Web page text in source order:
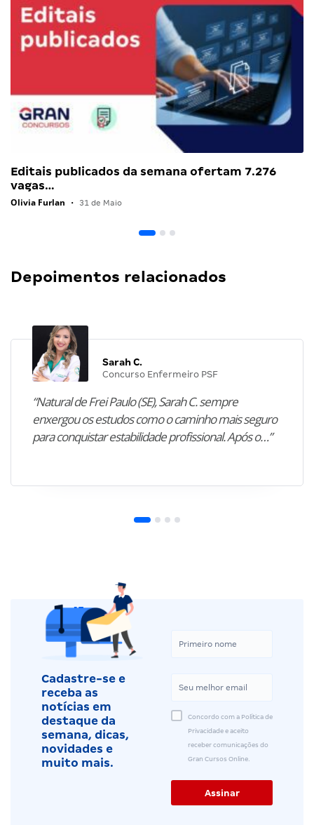
Editais publicados da semana ofertam 7.276
vagas…
Olivia Furlan • 31 de Maio
Depoimentos relacionados
Sarah C.
Concurso Enfermeiro PSF
“Natural de Frei Paulo (SE), Sarah C. sempre
enxergou os estudos como o caminho mais seguro
para conquistar estabilidade profissional. Após o…”
Cadastre-se e
receba as
notícias em
destaque da
semana, dicas,
novidades e
muito mais.
Concordo com a Política de
Privacidade e aceito
receber comunicações do
Gran Cursos Online.